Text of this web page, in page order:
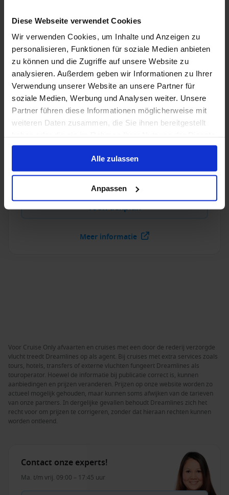
Diese Webseite verwendet Cookies
Wir verwenden Cookies, um Inhalte und Anzeigen zu
personalisieren, Funktionen für soziale Medien anbieten
zu können und die Zugriffe auf unsere Website zu
analysieren. Außerdem geben wir Informationen zu Ihrer
Verwendung unserer Website an unsere Partner für
soziale Medien, Werbung und Analysen weiter. Unsere
Partner führen diese Informationen möglicherweise mit
weiteren Daten zusammen, die Sie ihnen bereitgestellt
gesammelt haben.
Alle zulassen
Anpassen
1 / 16
Costa Deliziosa
4/515 Beoordelingen
Costa Deliziosa is ontworpen om te verleiden en te
betoveren, maar ook om elke wens te vervullen. Sinds
2010 maakt dit schip veel indruk met zijn
Gerenoveerd in:
Munteenheid:
EUR, USD
2826
Toon dekplan
Meer informatie
Voor Cruise Only afvaarten en cruises met een door de rederij verzorgde
vlucht treedt Dreamlines op als agent. Bij cruises met extra services zoals
tours, hotels, transfers of externe vluchten fungeert Dreamlines als
touroperator. Hoewel de informatie bij publicatie correct is, kunnen
aanbiedingen en prijzen veranderen. Prijzen op onze website worden zo
actueel mogelijk gehouden, maar kunnen soms afwijken van de tarieven
van onze partners. In dergelijke gevallen behoudt Dreamlines zich het
recht voor om prijzen te corrigeren, zonder dat hieraan rechten kunnen
worden ontleend.
Contact onze experts!
Ma. t/m vrij. 09:00 – 17:45 uur